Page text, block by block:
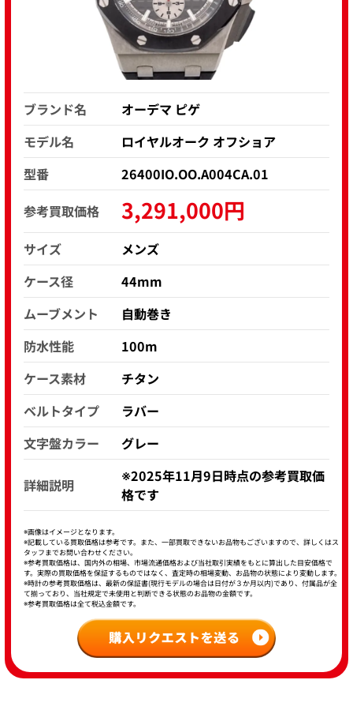
ブランド名
オーデマ ピゲ
モデル名
ロイヤルオーク オフショア
型番
26400IO.OO.A004CA.01
参考買取価格
3,291,000円
サイズ
メンズ
ケース径
44mm
ムーブメント
自動巻き
防水性能
100m
ケース素材
チタン
ベルトタイプ
ラバー
文字盤カラー
グレー
詳細説明
※2025年11月9日時点の参考買取価
格です
※画像はイメージとなります。
※記載している買取価格は参考です。また、一部買取できないお品物もございますので、詳しくはス
タッフまでお問い合わせください。
※参考買取価格は、国内外の相場、市場流通価格および当社取引実績をもとに算出した目安価格で
す。実際の買取価格を保証するものではなく、査定時の相場変動、お品物の状態により変動します。
※時計の参考買取価格は、最新の保証書(現行モデルの場合は日付が３か月以内)であり、付属品が全
て揃っており、当社規定で未使用と判断できる状態のお品物の金額です。
※参考買取価格は全て税込金額です。